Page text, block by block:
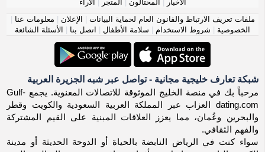
الأخبار المحتالون المتجر
الآراء
ملفات تعريف الارتباط والقانون العام لحماية البيانات
الإعلان معلومات عنا
الخصوصية
شروط الاستخدام سلامة الأطفال اتصل بنا الأسئلة الشائعة
شبكة تعارف خليجية مجانية - تواصل عبر شبه الجزيرة العربية
مرحباً بك في منصة الخليج الموثوقة للاتصالات المعنوية. يجمع Gulf-
dating.com العزاب عبر المملكة العربية السعودية والكويت وقطر
والبحرين وعُمان، مما يعزز العلاقات المبنية على القيم المشتركة
والفهم الثقافي.
سواء كنت في الرياض النابضة بالحياة أو الدوحة الحديثة أو مدينة